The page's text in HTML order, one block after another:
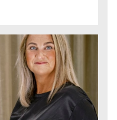
strategier,
och skapa
tekniska
inte passar in i
och tydliga mål i